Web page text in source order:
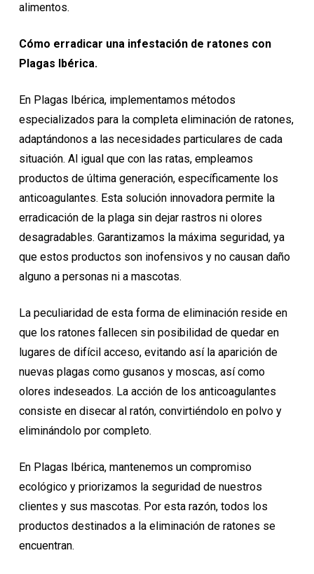
alimentos.
Cómo erradicar una infestación de ratones con
Plagas Ibérica.
En Plagas Ibérica, implementamos métodos
especializados para la completa eliminación de ratones,
adaptándonos a las necesidades particulares de cada
situación. Al igual que con las ratas, empleamos
productos de última generación, específicamente los
anticoagulantes. Esta solución innovadora permite la
erradicación de la plaga sin dejar rastros ni olores
desagradables. Garantizamos la máxima seguridad, ya
que estos productos son inofensivos y no causan daño
alguno a personas ni a mascotas.
La peculiaridad de esta forma de eliminación reside en
que los ratones fallecen sin posibilidad de quedar en
lugares de difícil acceso, evitando así la aparición de
nuevas plagas como gusanos y moscas, así como
olores indeseados. La acción de los anticoagulantes
consiste en disecar al ratón, convirtiéndolo en polvo y
eliminándolo por completo.
En Plagas Ibérica, mantenemos un compromiso
ecológico y priorizamos la seguridad de nuestros
clientes y sus mascotas. Por esta razón, todos los
productos destinados a la eliminación de ratones se
encuentran.